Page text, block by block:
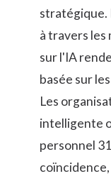
stratégique.
à travers les
sur l'IA
basée sur
Les
intelligente
personnel